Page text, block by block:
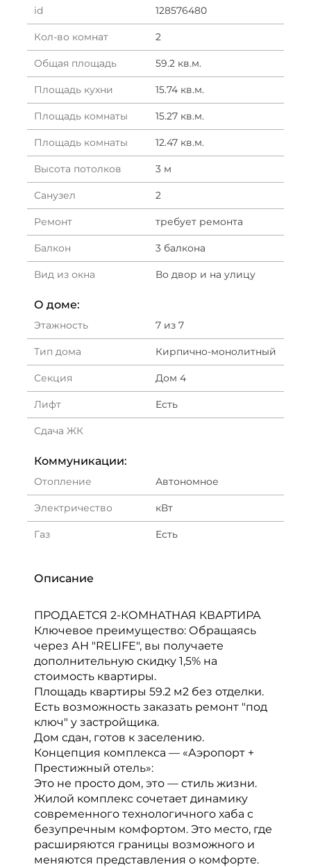
id 128576480
Кол-во комнат 2
Общая площадь 59.2 кв.м.
Площадь кухни 15.74 кв.м.
Площадь комнаты 15.27 кв.м.
Площадь комнаты 12.47 кв.м.
Высота потолков 3 м
Санузел 2
Ремонт требует ремонта
Балкон 3 балкона
Вид из окна Во двор и на улицу
О доме:
Этажность 7 из 7
Тип дома Кирпично-монолитный
Секция Дом 4
Лифт Есть
Сдача ЖК
Коммуникации:
Отопление Автономное
Электричество кВт
Газ Есть
Описание
ПРОДАЕТСЯ 2-КОМНАТНАЯ КВАРТИРА
Ключевое преимущество: Обращаясь
через АН "RELIFE", вы получаете
дополнительную скидку 1,5% на
стоимость квартиры.
Площадь квартиры 59.2 м2 без отделки.
Есть возможность заказать ремонт "под
ключ" у застройщика.
Дом сдан, готов к заселению.
Концепция комплекса — «Аэропорт +
Престижный отель»:
Это не просто дом, это — стиль жизни.
Жилой комплекс сочетает динамику
современного технологичного хаба с
безупречным комфортом. Это место, где
расширяются границы возможного и
меняются представления о комфорте.